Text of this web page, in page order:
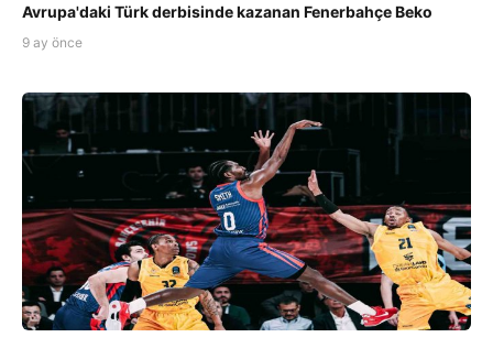
Avrupa'daki Türk derbisinde kazanan Fenerbahçe Beko
9 ay önce